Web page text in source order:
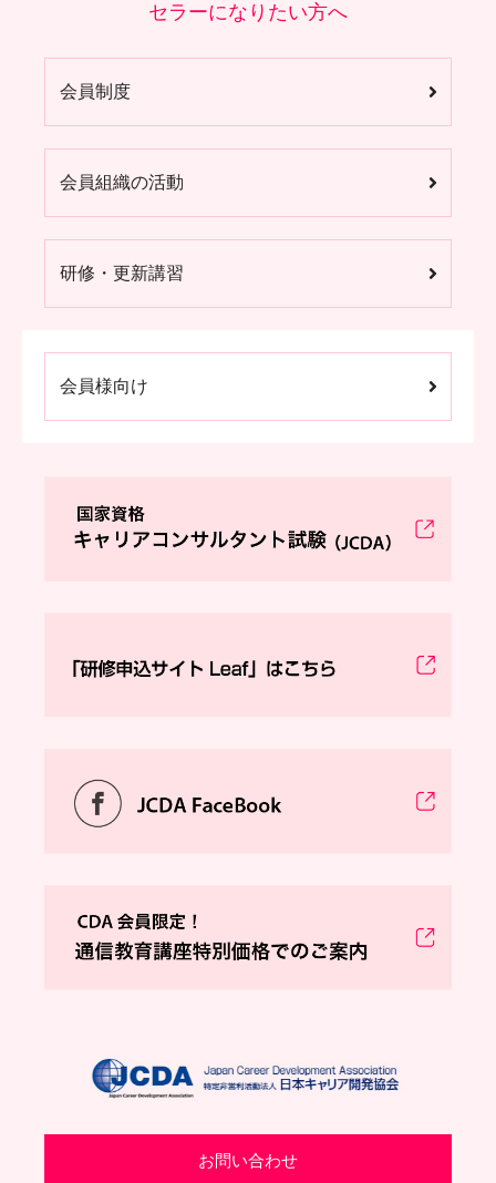
セラーになりたい方へ
会員制度
会員組織の活動
研修・更新講習
会員様向け
お問い合わせ